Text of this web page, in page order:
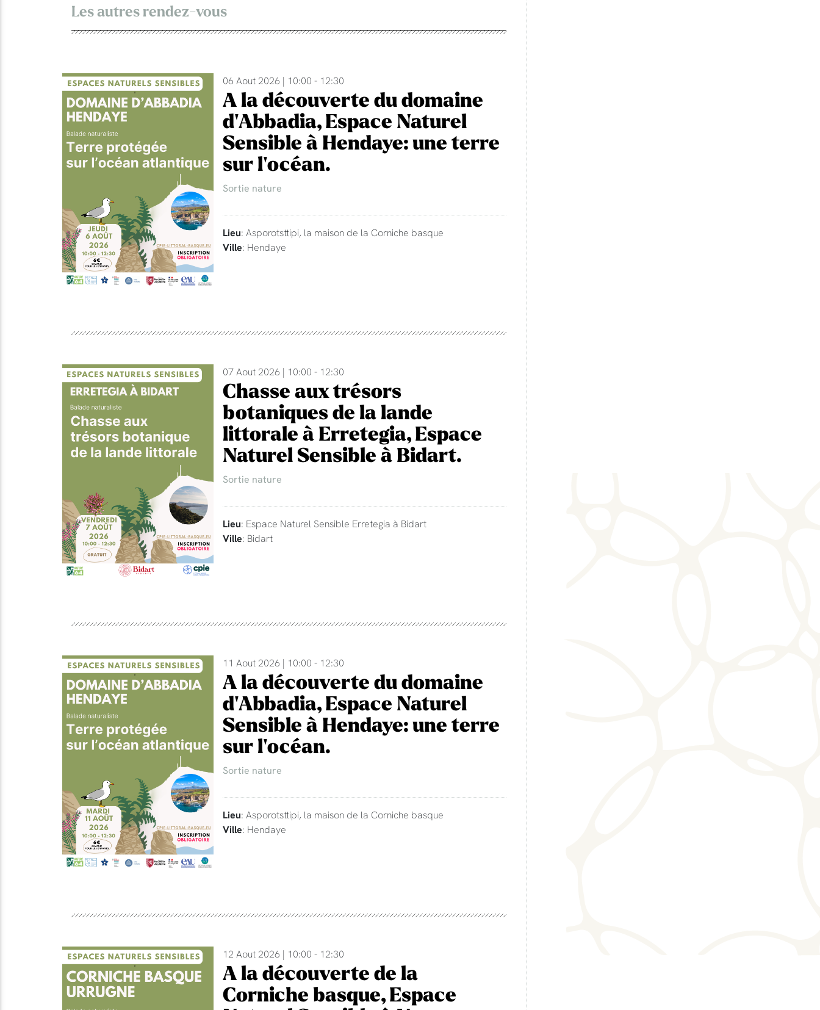
Les autres rendez-vous
06 Aout 2026 | 10:00 - 12:30
A la découverte du domaine
d'Abbadia, Espace Naturel
Sensible à Hendaye: une terre
sur l'océan.
Sortie nature
Lieu: Asporotsttipi, la maison de la Corniche basque
Ville: Hendaye
07 Aout 2026 | 10:00 - 12:30
Chasse aux trésors
botaniques de la lande
littorale à Erretegia, Espace
Naturel Sensible à Bidart.
Sortie nature
Lieu: Espace Naturel Sensible Erretegia à Bidart
Ville: Bidart
11 Aout 2026 | 10:00 - 12:30
A la découverte du domaine
d'Abbadia, Espace Naturel
Sensible à Hendaye: une terre
sur l'océan.
Sortie nature
Lieu: Asporotsttipi, la maison de la Corniche basque
Ville: Hendaye
12 Aout 2026 | 10:00 - 12:30
A la découverte de la
Corniche basque, Espace